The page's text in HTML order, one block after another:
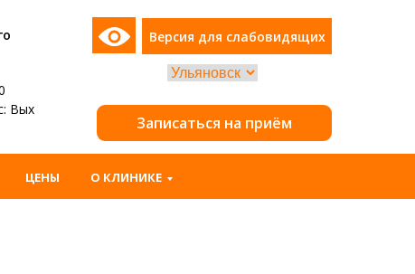
Вых
Версия для слабовидящих
Записаться на приём
ЦЕНЫ О КЛИНИКЕ